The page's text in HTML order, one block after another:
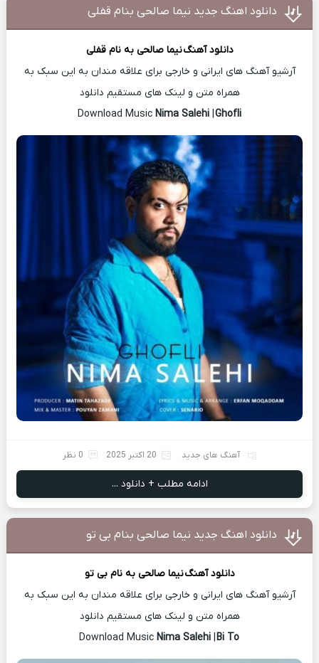
دانلود اهنگ جدید نیما صالحی بنام قفلی
دانلود آهنگنیما صالحی به نام قفلی
آرشیو آهنگ های ایرانی و خارجی برای علاقه مندان به این سبک به
همراه متن و لینک های مستقیم دانلود
Download Music
Nima Salehi|Ghofli
آهنگ های جدید 20 اکتبر 2025 0 نظر
ادامه مطلب + دانلود ...
دانلود اهنگ جدید نیما صالحی بنام بی تو
دانلود آهنگنیما صالحی به نام بی تو
آرشیو آهنگ های ایرانی و خارجی برای علاقه مندان به این سبک به
همراه متن و لینک های مستقیم دانلود
Nima Salehi |Bi To